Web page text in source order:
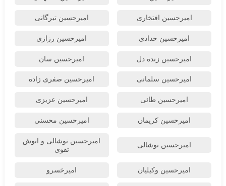
امیرحسین افتخاری امیرحسین تیرگانی
امیرحسین حدادی امیرحسین رزازی
امیرحسین زنده دل امیرحسین سان
امیرحسین سلمانی امیرحسین صفری زاده
امیرحسین طائی امیرحسین عزیزی
امیرحسین کریمان امیرحسین محسنی
امیرحسین نوشالی
امیرحسین نوشالی و انوش
تقوی
امیرحسین وکیلیان امیرخسرو